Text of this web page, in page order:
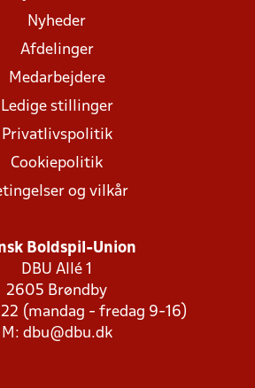
Nyheder
Afdelinger
Medarbejdere
Ledige stillinger
Privatlivspolitik
Cookiepolitik
og vilkår
Boldspil-Union
DBU Allé 1
2605 Brøndby
(mandag - fredag 9-16)
M: dbu@dbu.dk